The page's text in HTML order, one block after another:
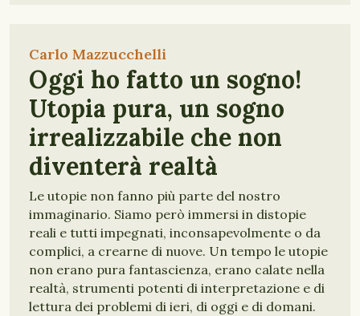
Carlo Mazzucchelli
Oggi ho fatto un sogno!
Utopia pura, un sogno
irrealizzabile che non
diventerà realtà
Le utopie non fanno più parte del nostro
immaginario. Siamo però immersi in distopie
reali e tutti impegnati, inconsapevolmente o da
complici, a crearne di nuove. Un tempo le utopie
non erano pura fantascienza, erano calate nella
realtà, strumenti potenti di interpretazione e di
lettura dei problemi di ieri, di oggi e di domani.